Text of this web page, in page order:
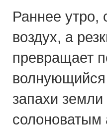
Раннее утро,
воздух, а
превращает
запахи